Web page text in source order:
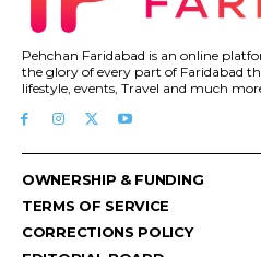
Pehchan Faridabad is an online
the glory of every part of Faridabad
lifestyle, events, Travel and much
OWNERSHIP & FUNDING
TERMS OF SERVICE
CORRECTIONS POLICY